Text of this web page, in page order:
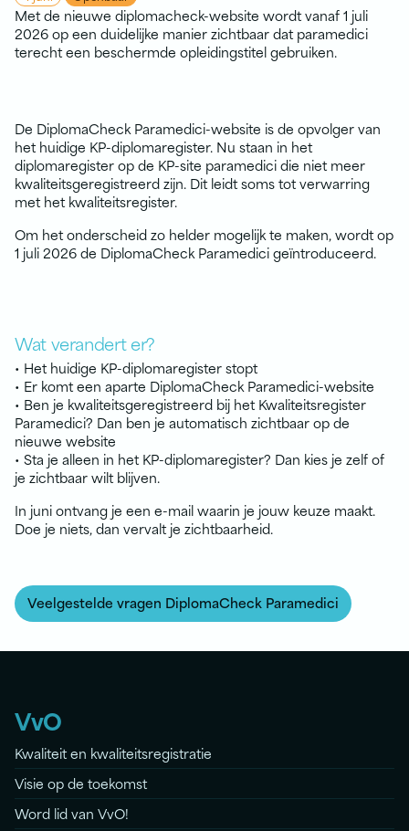
Met de nieuwe diplomacheck-website wordt vanaf 1 juli
2026 op een duidelijke manier zichtbaar dat paramedici
terecht een beschermde opleidingstitel gebruiken.
De DiplomaCheck Paramedici-website is de opvolger van
het huidige KP-diplomaregister. Nu staan in het
diplomaregister op de KP-site paramedici die niet meer
kwaliteitsgeregistreerd zijn. Dit leidt soms tot verwarring
met het kwaliteitsregister.
Om het onderscheid zo helder mogelijk te maken, wordt op
1 juli 2026 de DiplomaCheck Paramedici geïntroduceerd.
Wat verandert er?
• Het huidige KP-diplomaregister stopt
• Er komt een aparte DiplomaCheck Paramedici-website
• Ben je kwaliteitsgeregistreerd bij het Kwaliteitsregister
Paramedici? Dan ben je automatisch zichtbaar op de
nieuwe website
• Sta je alleen in het KP-diplomaregister? Dan kies je zelf of
je zichtbaar wilt blijven.
In juni ontvang je een e-mail waarin je jouw keuze maakt.
Doe je niets, dan vervalt je zichtbaarheid.
Veelgestelde vragen DiplomaCheck Paramedici
VvO
Kwaliteit en kwaliteitsregistratie
Visie op de toekomst
Word lid van VvO!